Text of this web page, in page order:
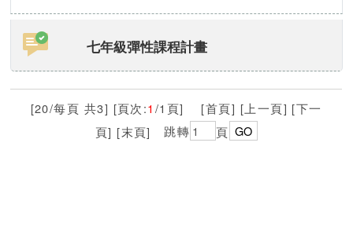
七年級彈性課程計畫
[20/每頁 共3] [頁次:1 /1頁] [首頁] [上一頁] [下一
頁] [末頁] 跳轉 頁